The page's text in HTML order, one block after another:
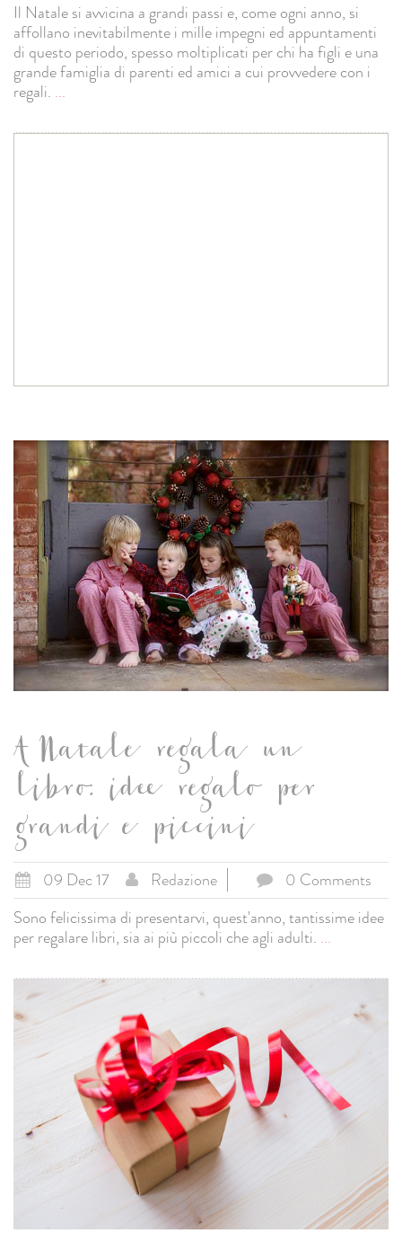
Il Natale si avvicina a grandi passi e, come ogni anno, si
affollano inevitabilmente i mille impegni ed appuntamenti
di questo periodo, spesso moltiplicati per chi ha figli e una
grande famiglia di parenti ed amici a cui provvedere con i
regali. ...
A Natale regala un
libro: idee regalo per
grandi e piccini
09 Dec 17 Redazione
0 Comments
Sono felicissima di presentarvi, quest'anno, tantissime idee
per regalare libri, sia ai più piccoli che agli adulti. ...